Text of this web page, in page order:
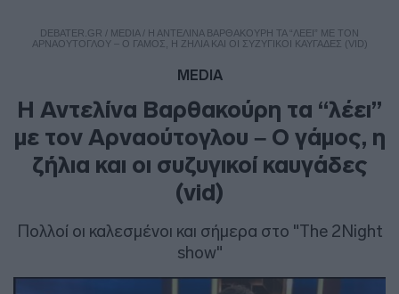
DEBATER.GR / MEDIA/ Η ΑΝΤΕΛΊΝΑ ΒΑΡΘΑΚΟΎΡΗ ΤΑ “ΛΈΕΙ” ΜΕ ΤΟΝ
ΑΡΝΑΟΎΤΟΓΛΟΥ – Ο ΓΆΜΟΣ, Η ΖΉΛΙΑ ΚΑΙ ΟΙ ΣΥΖΥΓΙΚΟΊ ΚΑΥΓΆΔΕΣ (VID)
MEDIA
Η Αντελίνα Βαρθακούρη τα “λέει”
με τον Αρναούτογλου – Ο γάμος, η
ζήλια και οι συζυγικοί καυγάδες
(vid)
Πολλοί οι καλεσμένοι και σήμερα στο "The 2Night
show"